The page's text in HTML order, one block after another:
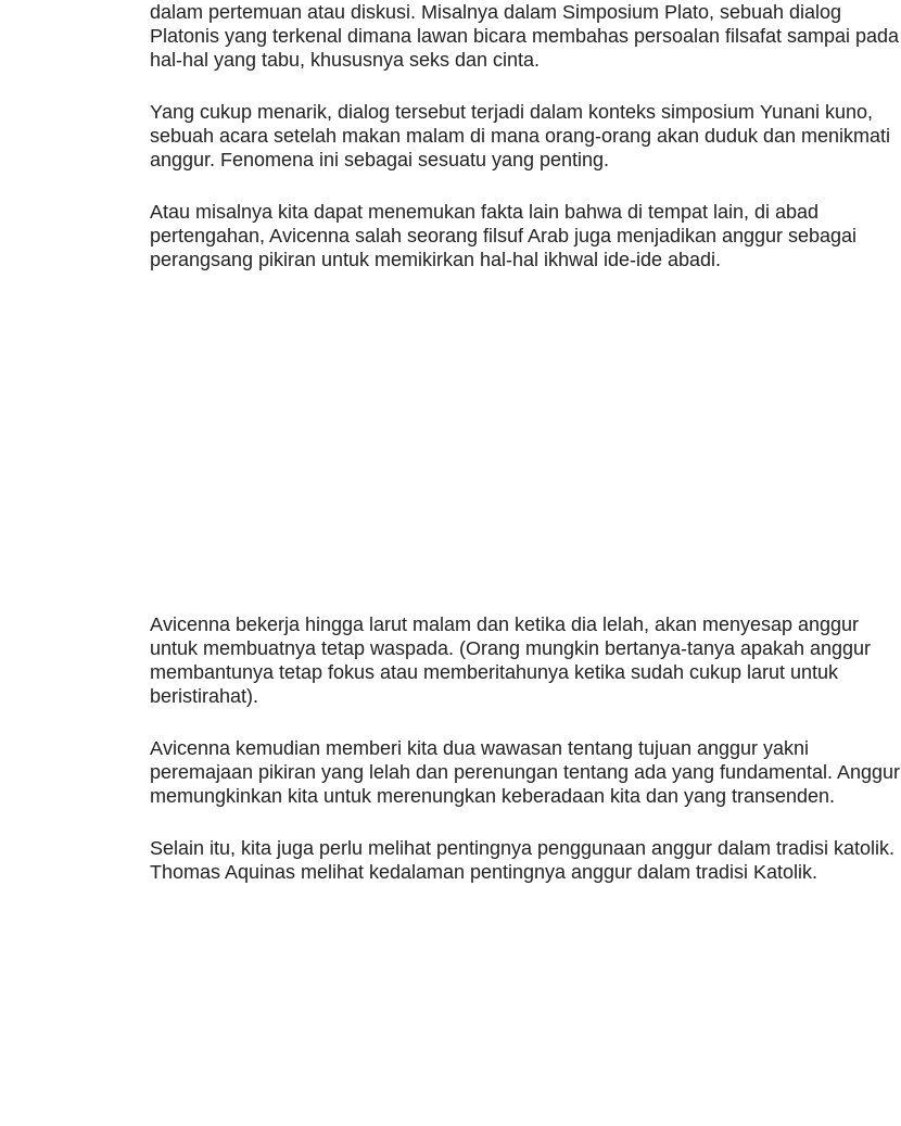
dalam pertemuan atau diskusi. Misalnya dalam Simposium Plato, sebuah dialog
Platonis yang terkenal dimana lawan bicara membahas persoalan filsafat sampai pada
hal-hal yang tabu, khususnya seks dan cinta.
Yang cukup menarik, dialog tersebut terjadi dalam konteks simposium Yunani kuno,
sebuah acara setelah makan malam di mana orang-orang akan duduk dan menikmati
anggur. Fenomena ini sebagai sesuatu yang penting.
Atau misalnya kita dapat menemukan fakta lain bahwa di tempat lain, di abad
pertengahan, Avicenna salah seorang filsuf Arab juga menjadikan anggur sebagai
perangsang pikiran untuk memikirkan hal-hal ikhwal ide-ide abadi.
Avicenna bekerja hingga larut malam dan ketika dia lelah, akan menyesap anggur
untuk membuatnya tetap waspada. (Orang mungkin bertanya-tanya apakah anggur
membantunya tetap fokus atau memberitahunya ketika sudah cukup larut untuk
beristirahat).
Avicenna kemudian memberi kita dua wawasan tentang tujuan anggur yakni
peremajaan pikiran yang lelah dan perenungan tentang ada yang fundamental. Anggur
memungkinkan kita untuk merenungkan keberadaan kita dan yang transenden.
Selain itu, kita juga perlu melihat pentingnya penggunaan anggur dalam tradisi katolik.
Thomas Aquinas melihat kedalaman pentingnya anggur dalam tradisi Katolik.